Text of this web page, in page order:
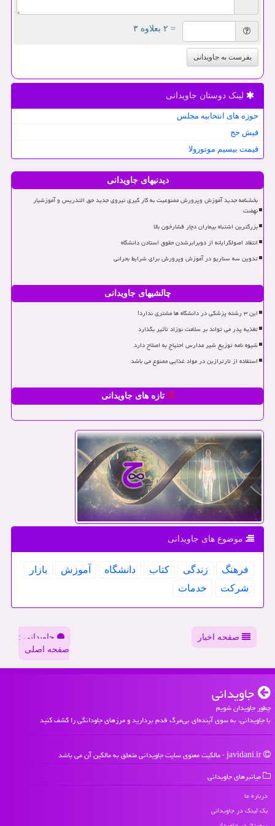
= ۲ بعلاوه ۳
بفرست به جاویدانی
لینک دوستان جاویدانی
حوزه های انتخابیه مجلس
فیش حج
قیمت بیسیم موتورولا
دیدنیهای جاویدانی
بخشنامه جدید آموزش وپرورش ممنوعیت به کار گیری نیروی جدید حق التدریس و آموزشیار
نهضت
بزرگترین اشتباه بیماران دچار فشارخون بالا
انتقاد اصولگرایانه از دوبرابرشدن حقوق استادن دانشگاه
تدوین سه سناریو در آموزش وپرورش برای شرایط بحرانی
چالشیهای جاویدانی
این ۳ رشته پزشکی در دانشگاه ها مشتری ندارد!
تغذیه پدر می تواند بر سلامت نوزاد تأثیر بگذارد
شیوه نامه توزیع شیر مدارس احتیاج به اصلاح دارد
استفاده از تارترازین در مواد غذایی ممنوع می باشد
تازه های جاویدانی
موضوع های جاویدانی
فرهنگ زندگی كتاب دانشگاه آموزش
بازار
شركت
خدمات
صفحه اخبار
جاویدانی :
صفحه اصلی
جاویدانی
چطور جاویدان شویم
با جاویدانی، به سوی آینده‌ای بی‌مرگ قدم بردارید و مرزهای جاودانگی را کشف کنید
میانبرهای جاویدانی
درباره ما
بک لینک در جاویدانی